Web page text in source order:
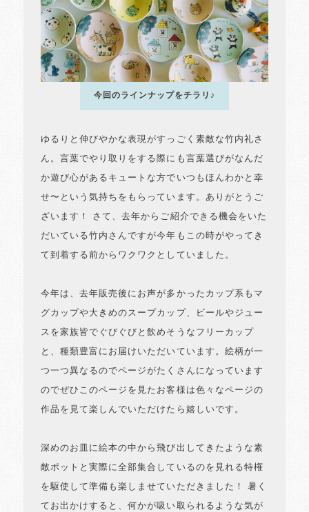
今回のラインナップをチラリ♪
ゆるりと伸びやかな表現がすっごく素敵な竹内礼さ
ん。言葉でやり取りをする際にも言葉選びがなんだ
か遊び心があるキュートな方でいつもほんわかと幸
せ〜という気持ちをもらっています。ありがとうご
ざいます！ さて、去年からご紹介できる機会をいた
だいている竹内さんですが今年もこの時がやってき
て到着する前からワクワクとしていました。
今年は、去年販売後にお声が多かったカップ系もマ
グカップや大きめのスープカップ、ビールやジュー
スを家族皆でぐびぐびと飲めそうなフリーカップ
と、種類豊富にお届けいただいています。絵柄が一
つ一つ異なるのでページがたくさんになっています
のでぜひこのページを見たお客様は色々なページの
作品を見て楽しんでいただけたら嬉しいです。
深めのお皿に絵本の中から飛び出してきたような素
敵ポットと実際に全部集合しているのを見れる特権
を駆使して準備も楽しませていただきました！ 暑く
てお出かけすると、何かが吸い取られるような気が